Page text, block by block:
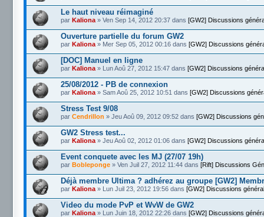
Le haut niveau réimaginé
par Kaliona » Ven Sep 14, 2012 20:37 dans [GW2] Discussions
Ouverture partielle du forum GW2
par Kaliona » Mer Sep 05, 2012 00:16 dans [GW2] Discussions
[DOC] Manuel en ligne
par Kaliona » Lun Aoû 27, 2012 15:47 dans [GW2] Discussions
25/08/2012 - PB de connexion
par Kaliona » Sam Aoû 25, 2012 10:51 dans [GW2] Discussions
Stress Test 9/08
par Cendrillon » Jeu Aoû 09, 2012 09:52 dans [GW2] Discussions
GW2 Stress test...
par Kaliona » Jeu Aoû 02, 2012 01:06 dans [GW2] Discussions
Event conquete avec les MJ (27/07 19h)
par Bobleponge » Ven Juil 27, 2012 11:44 dans [Rift] Discussions
Déjà membre Ultima ? adhérez au groupe [GW2]
par Kaliona » Lun Juil 23, 2012 19:56 dans [GW2] Discussions
Video du mode PvP et WvW de GW2
par Kaliona » Lun Juin 18, 2012 22:26 dans [GW2] Discussions